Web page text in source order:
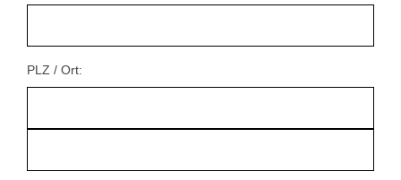
PLZ / Ort: